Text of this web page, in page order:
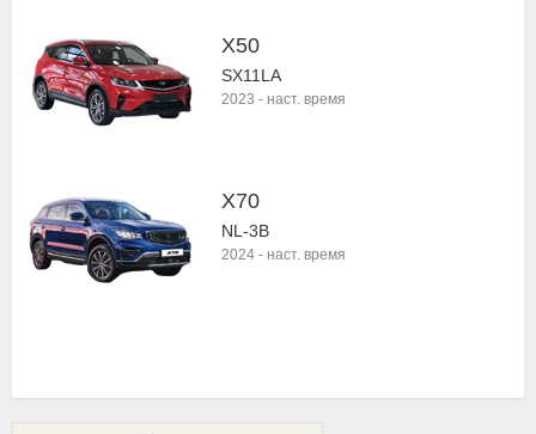
X50
SX11LA
2023 - наст. время
X70
NL-3B
2024 - наст. время